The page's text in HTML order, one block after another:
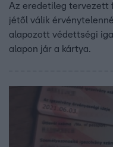
Az eredetileg tervezett
jétől válik
alapozott védettségi
alapon jár a kártya.